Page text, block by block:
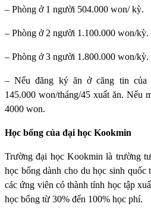
– Phòng ở 1 người 504.000 won/ kỳ.
– Phòng ở 2 người 1.100.000 won/kỳ.
– Phòng ở 3 người 1.800.000 won/kỳ.
– Nếu đăng ký ăn ở căng tin của
145.000 won/tháng/45 xuất ăn. Nếu
4000 won.
Học bổng của đại học Kookmin
Trường đại học Kookmin là trường
học bổng dành cho du học sinh quốc
các ứng viên có thành tính học tập
học bổng từ 30% đến 100% học phí.